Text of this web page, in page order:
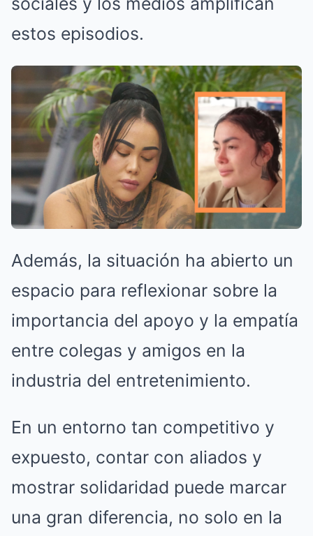
estos episodios.
Además, la situación ha abierto un
espacio para reflexionar sobre la
importancia del apoyo y la empatía
entre colegas y amigos en la
industria del entretenimiento.
En un entorno tan competitivo y
expuesto, contar con aliados y
mostrar solidaridad puede marcar
una gran diferencia, no solo en la